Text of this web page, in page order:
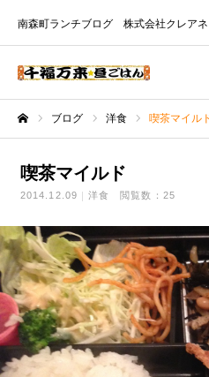
南森町ランチブログ 株式会社クレア
ブログ 洋食 喫茶マイル
喫茶マイルド
2014.12.09 洋食 閲覧数：25